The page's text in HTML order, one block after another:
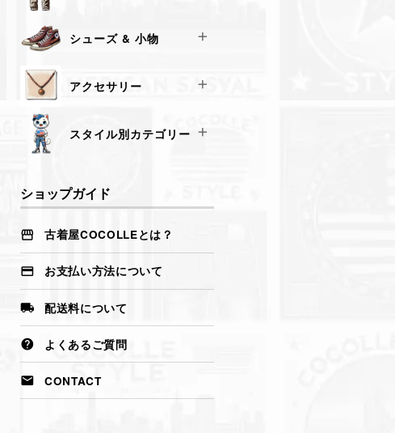
デニム
カーゴパンツ・チノパン
スウェットパンツ
シューズ & 小物
スニーカー
キャップ & 帽子
バッグ
アクセサリー
ネックレス
ブレスレット
ウォレットチェーン
スタイル別カテゴリー
ンピオン・ラルフローレン）
ヴィンテージ感強め（80s・90s・
ストリート × アメカジMIX（オー
ショップガイド
古着屋COCOLLEとは？
お支払い方法について
配送料について
よくあるご質問
CONTACT